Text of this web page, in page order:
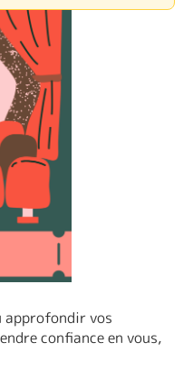
approfondir vos
confiance en vous,